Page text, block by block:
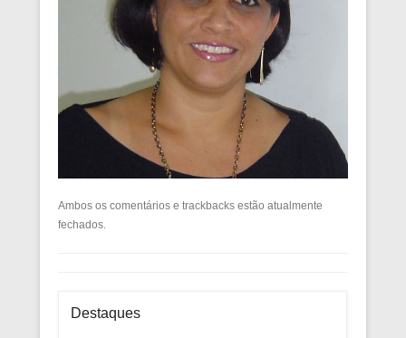
Ambos os comentários e trackbacks estão atualmente
fechados.
Destaques